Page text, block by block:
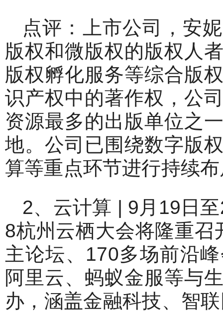
点评：上市公司，安
版权和微版权的版权人
版权孵化服务等综合版
识产权中的著作权，公
资源最多的出版单位之
地。公司已围绕数字版
算等重点环节进行持续
2、云计算 | 9月19日
8杭州云栖大会将隆重
主论坛、170多场前沿
阿里云、蚂蚁金服等与
办，涵盖金融科技、智